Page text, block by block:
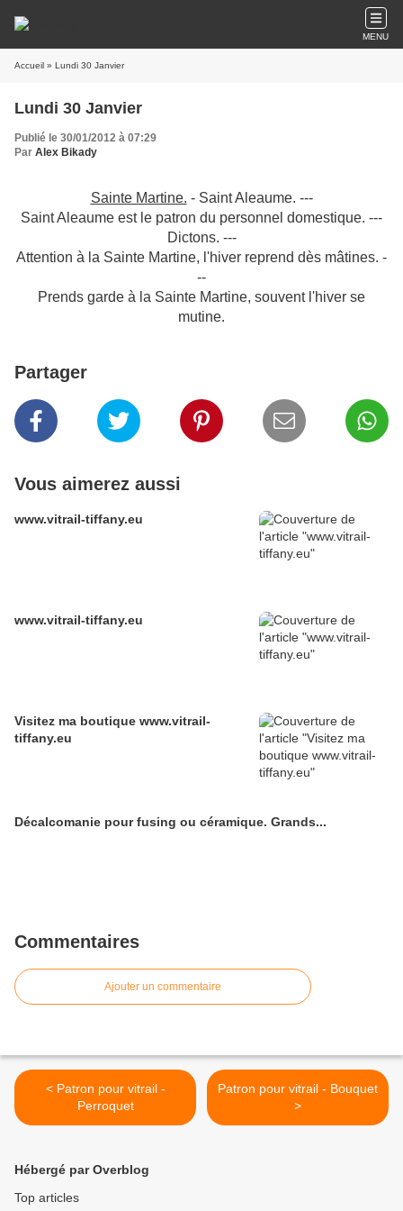
MENU
Accueil » Lundi 30 Janvier
Lundi 30 Janvier
Publié le 30/01/2012 à 07:29
Par Alex Bikady
Sainte Martine. - Saint Aleaume. ---
Saint Aleaume est le patron du personnel domestique. ---
Dictons. ---
Attention à la Sainte Martine, l'hiver reprend dès mâtines. -
--
Prends garde à la Sainte Martine, souvent l'hiver se
mutine.
Partager
Vous aimerez aussi
www.vitrail-tiffany.eu
www.vitrail-tiffany.eu
Visitez ma boutique www.vitrail-
tiffany.eu
Décalcomanie pour fusing ou céramique. Grands...
Commentaires
Ajouter un commentaire
< Patron pour vitrail -
Perroquet
Patron pour vitrail - Bouquet
>
Hébergé par Overblog
Top articles